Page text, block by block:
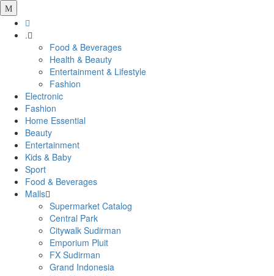
.
Food & Beverages
Health & Beauty
Entertainment & Lifestyle
Fashion
Electronic
Fashion
Home Essential
Beauty
Entertainment
Kids & Baby
Sport
Food & Beverages
Malls
Supermarket Catalog
Central Park
Citywalk Sudirman
Emporium Pluit
FX Sudirman
Grand Indonesia